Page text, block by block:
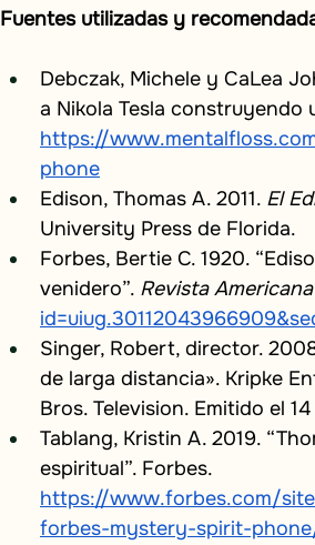
Fuentes utilizadas y
Debczak, Michele y CaLea
a Nikola Tesla construyendo
https://
phone
Edison, Thomas A. 2011. El
University Press de Florida.
Forbes, Bertie C. 1920.
venidero”. Revista Americana
Singer, Robert, director.
de larga distancia». Kripke
Bros. Television. Emitido el
Tablang, Kristin A. 2019.
espiritual”. Forbes.
https://www.forbes.com/
forbes-mystery-spirit-